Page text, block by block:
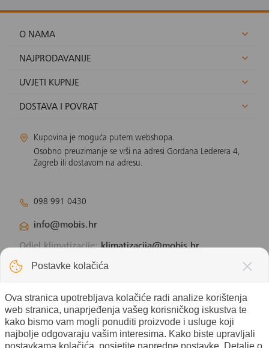
O NAMA
NAJPRODAVANIJE
UVJETI KUPNJE
DOSTAVA I POVRAT
Kupovina je moguća putem webshopa.
Osobno preuzimanje se vrši na adresi Gordana Lederera 4,
Zagreb ili dostavom na adresu.
098 991 0430
info@mobis.hr
Odjel klimatizacije:klimatizacija@mobis.hr
Odjel solarnih panela:
Postavke kolačića
Ova stranica upotrebljava kolačiće radi analize korištenja
web stranica, unaprjeđenja vašeg korisničkog iskustva te
kako bismo vam mogli ponuditi proizvode i usluge koji
najbolje odgovaraju vašim interesima. Kako biste upravljali
postavkama kolačića, posjetite napredne postavke. Detalje o